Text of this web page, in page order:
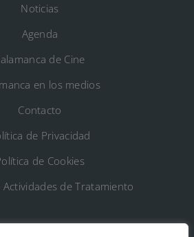
Noticias
Agenda
de Cine
en los medios
Contacto
de Privacidad
de Cookies
Actividades de Tratamiento